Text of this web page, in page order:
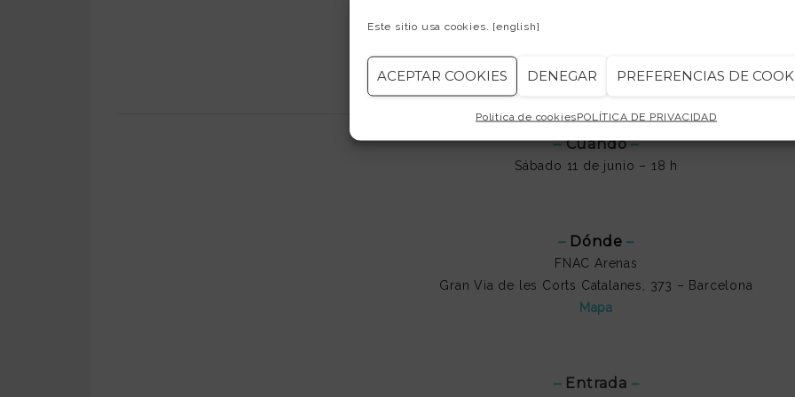
Este sitio usa cookies. [english]
ACEPTAR COOKIES DENEGAR PREFERENCIAS DE
Política de cookiesPOLÍTICA DE PRIVACIDAD
18:00 h ➤ Anyelina / Alba / Jofre Trio
19:15 h ➤ Arturo Blasco Duo
–Cuando–
Sábado 11 de junio – 18 h
–Dónde –
FNAC Arenas
Gran Via de les Corts Catalanes, 373 – Barcelona
Mapa
–Entrada –